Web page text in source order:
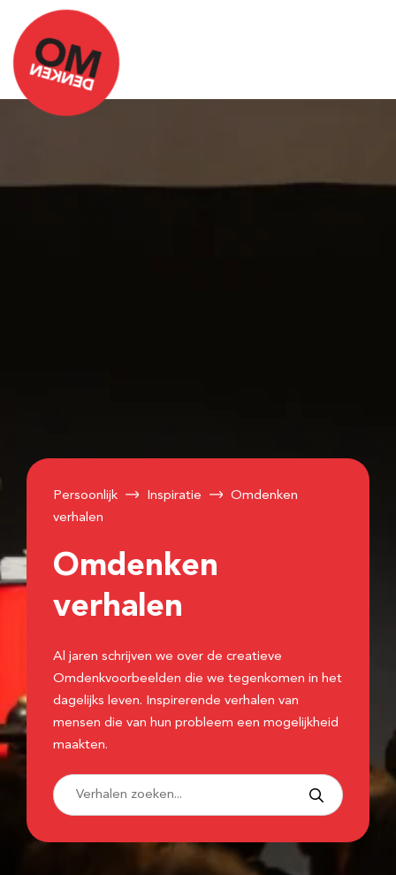
Persoonlijk Inspiratie
Omdenken
verhalen
Omdenken
verhalen
Al jaren schrijven we over de creatieve
Omdenkvoorbeelden die we tegenkomen in het
dagelijks leven. Inspirerende verhalen van
mensen die van hun probleem een mogelijkheid
maakten.